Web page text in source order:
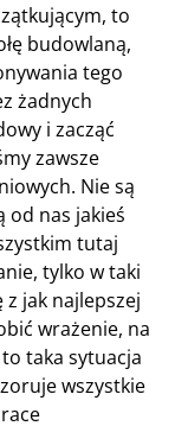
to
budowlaną,
tego
żadnych
i zacząć
zawsze
Nie są
od nas jakieś
tutaj
tylko w taki
jak najlepszej
wrażenie, na
taka sytuacja
wszystkie